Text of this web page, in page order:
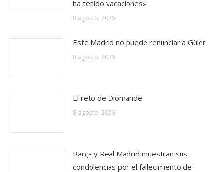
ha tenido vacaciones»
8 agosto, 2026
Este Madrid no puede renunciar a Güler
8 agosto, 2026
El reto de Diomande
8 agosto, 2026
Barça y Real Madrid muestran sus
condolencias por el fallecimiento de